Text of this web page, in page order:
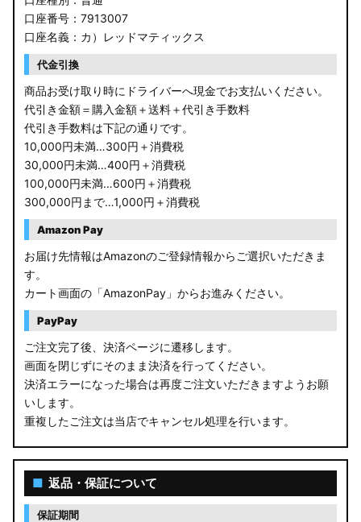
口座番号：7913007
口座名義：カ）レッドマティックス
代金引換
商品お受け取り時にドライバーへ現金でお支払いください。
代引き金額＝購入金額＋送料＋代引き手数料
代引き手数料は下記の通りです。
10,000円未満…300円＋消費税
30,000円未満…400円＋消費税
100,000円未満…600円＋消費税
300,000円まで…1,000円＋消費税
Amazon Pay
お届け先情報はAmazonのご登録情報からご選択いただきま
す。
カート画面の「AmazonPay」からお進みください。
PayPay
ご注文完了後、決済ページに遷移します。
画面を閉じずにそのまま決済を行ってください。
決済エラーになった場合は再度ご注文いただきますようお願
いします。
重複したご注文は当店でキャンセル処理を行います。
■ 返品・保証について
保証期間